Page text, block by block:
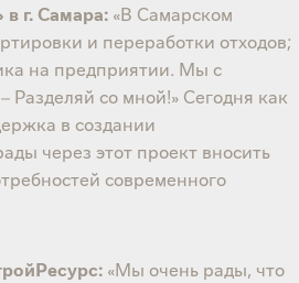
г. Самара: «В Самарском
и переработки отходов;
на предприятии. Мы с
Разделяй со мной!» Сегодня как
в создании
через этот проект вносить
современного
«Мы очень рады, что